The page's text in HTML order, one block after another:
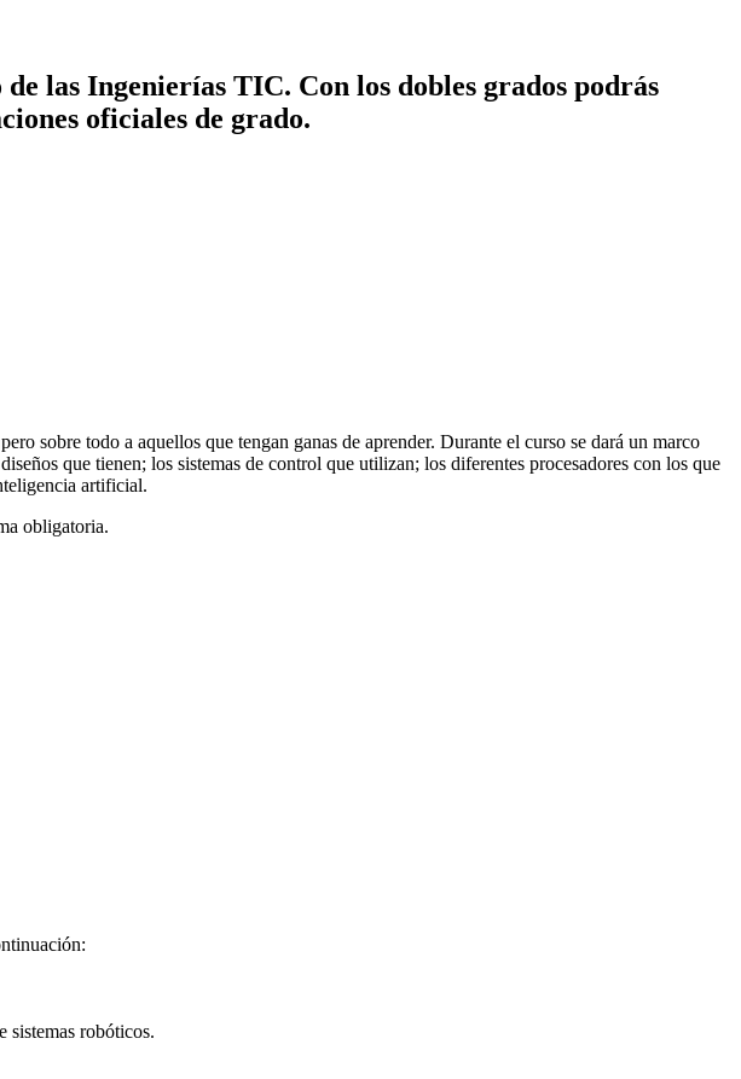
las Ingenierías TIC. Con los dobles grados podrás
oficiales de grado.
sobre todo a aquellos que tengan ganas de aprender. Durante el curso se dará un marco
que tienen; los sistemas de control que utilizan; los diferentes procesadores con los que
artificial.
obligatoria.
sistemas robóticos.